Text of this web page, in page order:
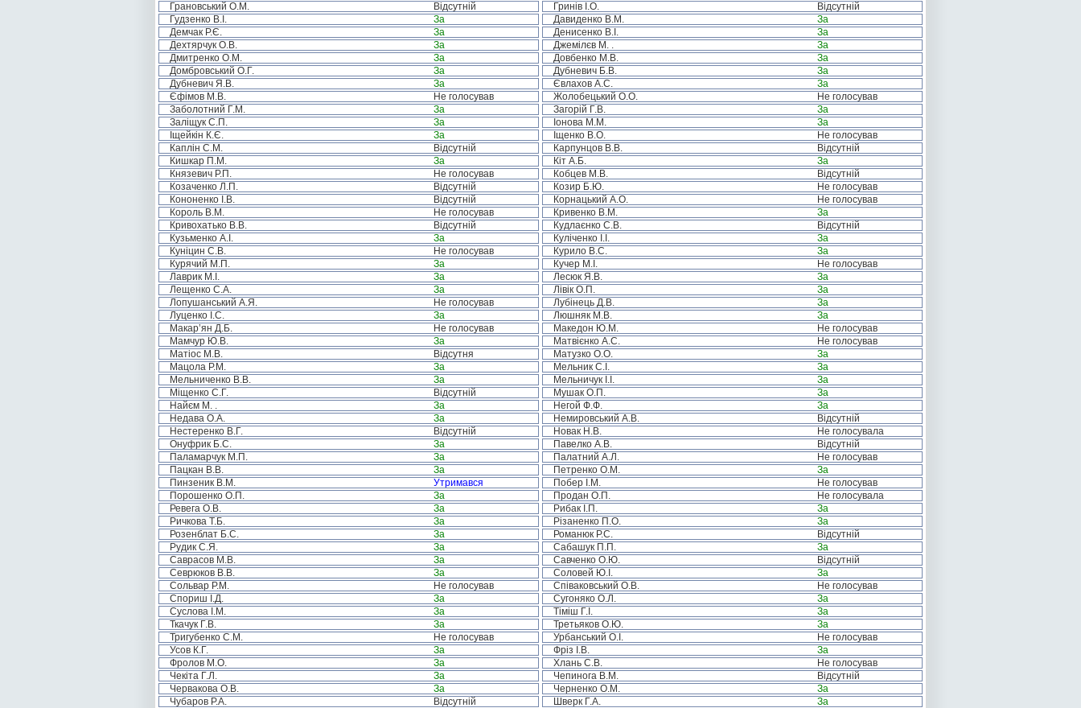
Грановський О.М.
Відсутній Гринів І.О.
Відсутній
Гудзенко В.І.
За Давиденко В.М.
За
Демчак Р.Є.
За Денисенко В.І.
За
Дехтярчук О.В.
За Джемілєв М. .
За
Дмитренко О.М.
За Довбенко М.В.
За
Домбровський О.Г.
За Дубневич Б.В.
За
Дубневич Я.В.
За Євлахов А.С.
За
Єфімов М.В.
Не голосував Жолобецький О.О.
Не голосував
Заболотний Г.М.
За Загорій Г.В.
За
Заліщук С.П.
За Іонова М.М.
За
Іщейкін К.Є.
За Іщенко В.О.
Не голосував
Каплін С.М.
Відсутній Карпунцов В.В.
Відсутній
Кишкар П.М.
За Кіт А.Б.
За
Князевич Р.П.
Не голосував Кобцев М.В.
Відсутній
Козаченко Л.П.
Відсутній Козир Б.Ю.
Не голосував
Кононенко І.В.
Відсутній Корнацький А.О.
Не голосував
Король В.М.
Не голосував Кривенко В.М.
За
Кривохатько В.В.
Відсутній Кудлаєнко С.В.
Відсутній
Кузьменко А.І.
За Куліченко І.І.
За
Куніцин С.В.
Не голосував Курило В.С.
За
Курячий М.П.
За Кучер М.І.
Не голосував
Лаврик М.І.
За Лесюк Я.В.
За
Лещенко С.А.
За Лівік О.П.
За
Лопушанський А.Я.
Не голосував Лубінець Д.В.
За
Луценко І.С.
За Люшняк М.В.
За
Макар’ян Д.Б.
Не голосував Македон Ю.М.
Не голосував
Мамчур Ю.В.
За Матвієнко А.С.
Не голосував
Матіос М.В.
Відсутня Матузко О.О.
За
Мацола Р.М.
За Мельник С.І.
За
Мельниченко В.В.
За Мельничук І.І.
За
Міщенко С.Г.
Відсутній Мушак О.П.
За
Найєм М. .
За Негой Ф.Ф.
За
Недава О.А.
За Немировський А.В.
Відсутній
Нестеренко В.Г.
Відсутній Новак Н.В.
Не голосувала
Онуфрик Б.С.
За Павелко А.В.
Відсутній
Паламарчук М.П.
За Палатний А.Л.
Не голосував
Пацкан В.В.
За Петренко О.М.
За
Пинзеник В.М.
Утримався Побер І.М.
Не голосував
Порошенко О.П.
За Продан О.П.
Не голосувала
Ревега О.В.
За Рибак І.П.
За
Ричкова Т.Б.
За Різаненко П.О.
За
Розенблат Б.С.
За Романюк Р.С.
Відсутній
Рудик С.Я.
За Сабашук П.П.
За
Саврасов М.В.
За Савченко О.Ю.
Відсутній
Севрюков В.В.
За Соловей Ю.І.
За
Сольвар Р.М.
Не голосував Співаковський О.В.
Не голосував
Спориш І.Д.
За Сугоняко О.Л.
За
Суслова І.М.
За Тіміш Г.І.
За
Ткачук Г.В.
За Третьяков О.Ю.
За
Тригубенко С.М.
Не голосував Урбанський О.І.
Не голосував
Усов К.Г.
За Фріз І.В.
За
Фролов М.О.
За Хлань С.В.
Не голосував
Чекіта Г.Л.
За Чепинога В.М.
Відсутній
Червакова О.В.
За Черненко О.М.
За
Чубаров Р.А.
Відсутній Шверк Г.А.
За